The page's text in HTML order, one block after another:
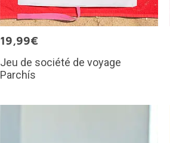
19,99€
Jeu de société de voyage
Parchís